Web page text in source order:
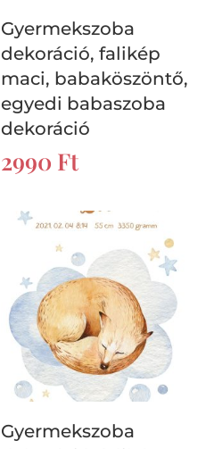
Gyermekszoba
dekoráció, falikép
maci, babaköszöntő,
egyedi babaszoba
dekoráció
2990 Ft
Gyermekszoba